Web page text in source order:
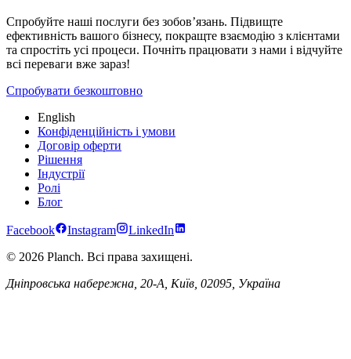
Спробуйте наші послуги без зобов’язань. Підвищте
ефективність вашого бізнесу, покращте взаємодію з клієнтами
та спростіть усі процеси. Почніть працювати з нами і відчуйте
всі переваги вже зараз!
Спробувати безкоштовно
English
Конфіденційність і умови
Договір оферти
Рішення
Індустрії
Ролі
Блог
Facebook Instagram
LinkedIn
© 2026 Planch. Всі права захищені.
Дніпровська набережна, 20-А, Київ, 02095, Україна